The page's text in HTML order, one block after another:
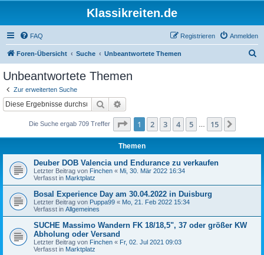
Klassikreiten.de
FAQ Anmelden
Registrieren
Foren-Übersicht Suche Unbeantwortete Themen
Unbeantwortete Themen
Zur erweiterten Suche
Suche
Die Suche ergab 709 Treffer Seite 1von 15
1 2 3 4 5 15
Themen
Deuber DOB Valencia und Endurance zu verkaufen
Letzter Beitrag von Finchen « Mi, 30. Mär 2022 16:34
Verfasst in Marktplatz
Bosal Experience Day am 30.04.2022 in Duisburg
Letzter Beitrag von Puppa99 « Mo, 21. Feb 2022 15:34
Verfasst in Allgemeines
SUCHE Massimo Wandern FK 18/18,5", 37 oder größer KW
Abholung oder Versand
Letzter Beitrag von Finchen « Fr, 02. Jul 2021 09:03
Verfasst in Marktplatz